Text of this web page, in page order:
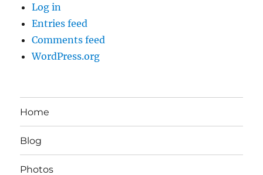
Log in
Entries feed
Comments feed
WordPress.org
Home
Blog
Photos